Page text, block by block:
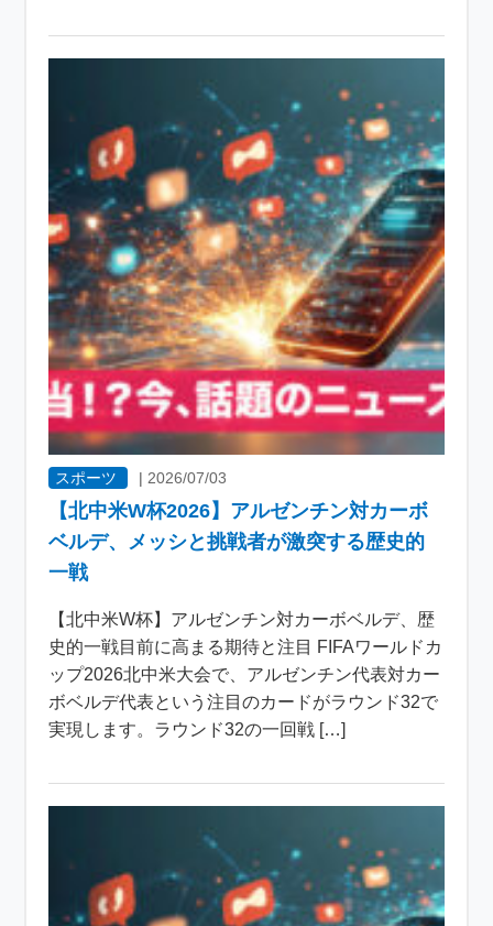
スポーツ | 2026/07/03
【北中米W杯2026】アルゼンチン対カーボ
ベルデ、メッシと挑戦者が激突する歴史的
一戦
【北中米W杯】アルゼンチン対カーボベルデ、歴
史的一戦目前に高まる期待と注目 FIFAワールドカ
ップ2026北中米大会で、アルゼンチン代表対カー
ボベルデ代表という注目のカードがラウンド32で
実現します。ラウンド32の一回戦 […]